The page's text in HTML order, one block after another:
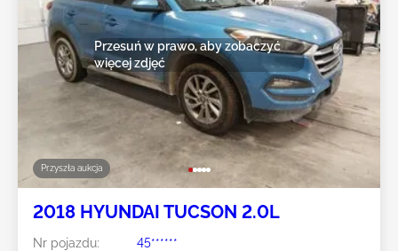
Przyszła aukcja
Przesuń w prawo, aby zobaczyć
więcej zdjęć
2018 HYUNDAI TUCSON 2.0L
Nr pojazdu:
45******